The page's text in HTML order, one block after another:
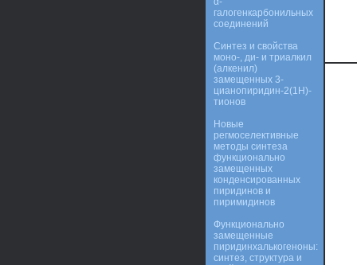
галогенкарбонильных
соединений
Синтез и свойства
моно-, ди- и триалкил
(алкенил)
замещенных 3-
цианопиридин-2(1Н)-
тионов
Новые
регмоселективные
методы синтеза
функционально
замещенных
конденсированных
пиридинов и
пиримидинов
Функционально
замещенные
пиридинхалькогеноны:
синтез, структура и